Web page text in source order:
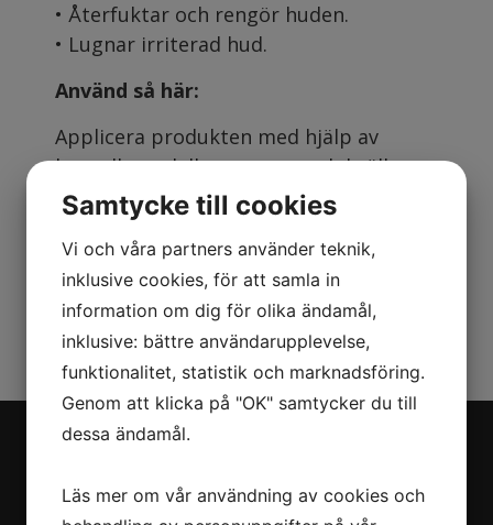
• Återfuktar och rengör huden.
• Lugnar irriterad hud.
Använd så här:
Applicera produkten med hjälp av
bomullsrondeller morgon och kväll.
Aktiva ingredienser:
Glycerin, Allantoin, Peruvian balsam.
Navigation
Samtycke till cookies
Vi och våra partners använder teknik,
inklusive cookies, för att samla in
information om dig för olika ändamål,
inklusive: bättre användarupplevelse,
funktionalitet, statistik och marknadsföring.
Genom att klicka på "OK" samtycker du till
dessa ändamål.
Läs mer om vår användning av cookies och